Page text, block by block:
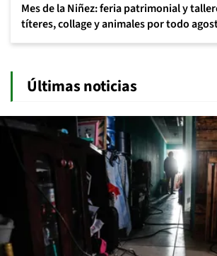
Mes de la Niñez: feria patrimonial y
títeres, collage y animales por todo
Últimas noticias